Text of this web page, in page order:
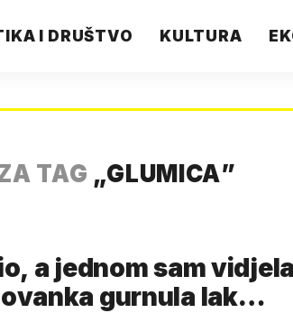
I DRUŠTVO KULTURA
TAG „GLUMICA”
a jednom sam
gurnula lak…